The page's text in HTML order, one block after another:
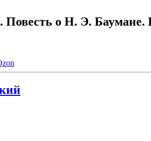
Повесть о Н. Э. Баумане.